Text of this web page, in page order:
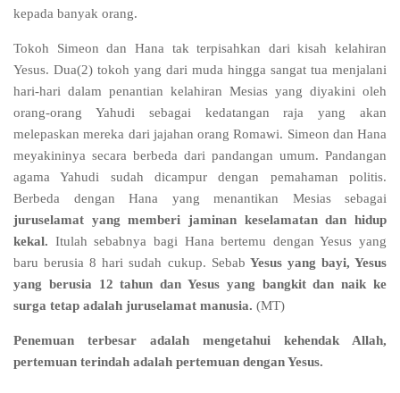
kepada banyak orang.
Tokoh Simeon dan Hana tak terpisahkan dari kisah kelahiran
Yesus. Dua(2) tokoh yang dari muda hingga sangat tua menjalani
hari-hari dalam penantian kelahiran Mesias yang diyakini oleh
orang-orang Yahudi sebagai kedatangan raja yang akan
melepaskan mereka dari jajahan orang Romawi. Simeon dan Hana
meyakininya secara berbeda dari pandangan umum. Pandangan
agama Yahudi sudah dicampur dengan pemahaman politis.
Berbeda dengan Hana yang menantikan Mesias sebagai
juruselamat yang memberi jaminan keselamatan dan hidup
kekal. Itulah sebabnya bagi Hana bertemu dengan Yesus yang
baru berusia 8 hari sudah cukup. Sebab Yesus yang bayi, Yesus
yang berusia 12 tahun dan Yesus yang bangkit dan naik ke
surga tetap adalah juruselamat manusia. (MT)
Penemuan terbesar adalah mengetahui kehendak Allah,
pertemuan terindah adalah pertemuan dengan Yesus.